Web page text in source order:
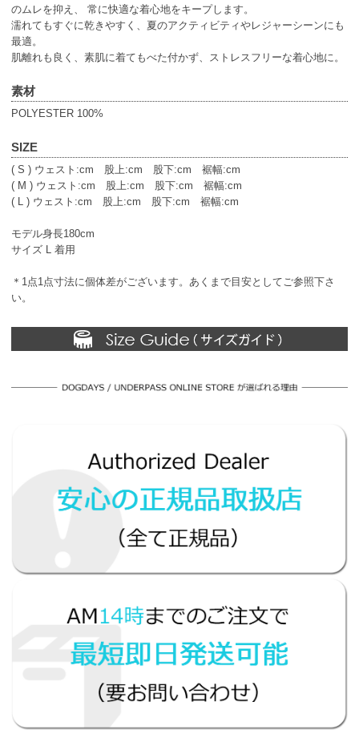
のムレを抑え、 常に快適な着心地をキープします。
濡れてもすぐに乾きやすく、夏のアクティビティやレジャーシーンにも
最適。
肌離れも良く、素肌に着てもべた付かず、ストレスフリーな着心地に。
素材
POLYESTER 100%
SIZE
( S ) ウェスト:cm 股上:cm 股下:cm 裾幅:cm
( M ) ウェスト:cm 股上:cm 股下:cm 裾幅:cm
( L ) ウェスト:cm 股上:cm 股下:cm 裾幅:cm
モデル身長180cm
サイズ L 着用
＊1点1点寸法に個体差がございます。あくまで目安としてご参照下さ
い。